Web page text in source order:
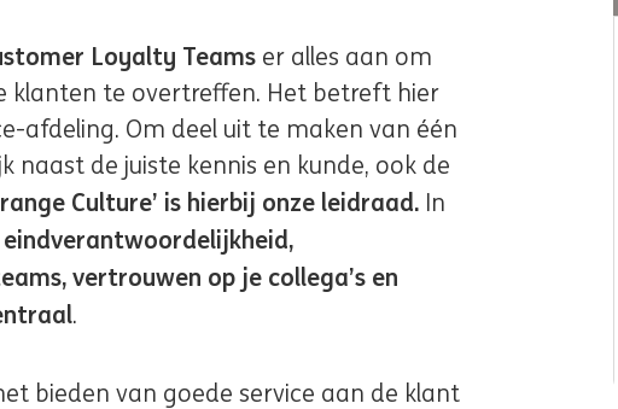
Loyalty Teams er alles aan om
klanten te overtreffen. Het betreft hier
afdeling. Om deel uit te maken van één
naast de juiste kennis en kunde, ook de
Culture’ is hierbij onze leidraad. In
eindverantwoordelijkheid,
vertrouwen op je collega’s en
.
bieden van goede service aan de klant